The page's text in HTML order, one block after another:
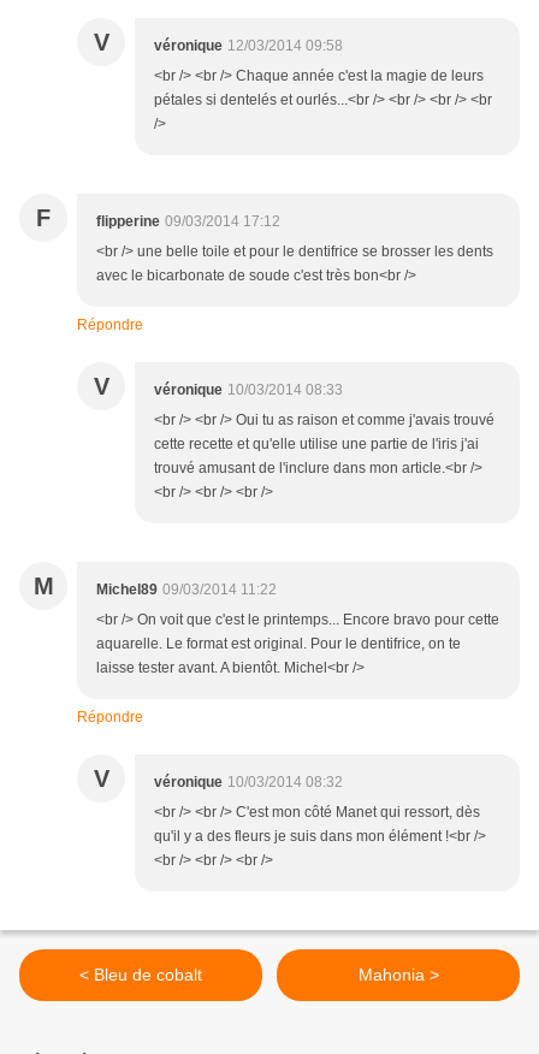
V véronique 12/03/2014 09:58
<br /> <br /> Chaque année c'est la magie de leurs
pétales si dentelés et ourlés...<br /> <br /> <br /> <br
/>
F flipperine 09/03/2014 17:12
<br /> une belle toile et pour le dentifrice se brosser les dents
avec le bicarbonate de soude c'est très bon<br />
Répondre
V véronique 10/03/2014 08:33
<br /> <br /> Oui tu as raison et comme j'avais trouvé
cette recette et qu'elle utilise une partie de l'iris j'ai
trouvé amusant de l'inclure dans mon article.<br />
<br /> <br /> <br />
M Michel89 09/03/2014 11:22
<br /> On voit que c'est le printemps... Encore bravo pour cette
aquarelle. Le format est original. Pour le dentifrice, on te
laisse tester avant. A bientôt. Michel<br />
Répondre
V véronique 10/03/2014 08:32
<br /> <br /> C'est mon côté Manet qui ressort, dès
qu'il y a des fleurs je suis dans mon élément !<br />
<br /> <br /> <br />
< Bleu de cobalt Mahonia >